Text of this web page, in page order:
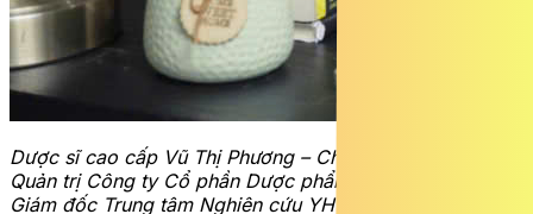
Dược sĩ cao cấp Vũ Thị Phương – Chủ tịch Hội đồng
Quản trị Công ty Cổ phần Dược phẩm PQA, đồng thời là
Giám đốc Trung tâm Nghiên cứu YHCT PQA – Người đã